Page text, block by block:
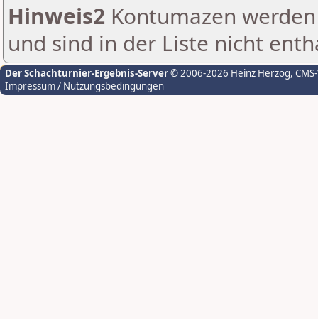
Hinweis2 Kontumazen
und sind in der Liste nicht
Der Schachturnier-Ergebnis-Server© 2006-2026 Heinz Herzog,
Impressum / Nutzungsbedingungen